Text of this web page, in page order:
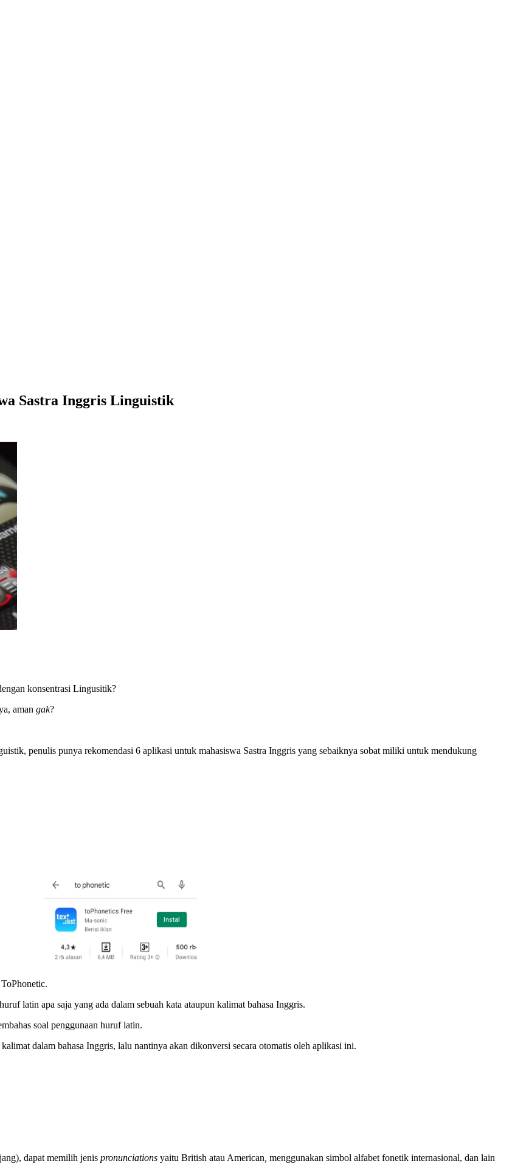
Sastra Inggris Linguistik
konsentrasi Lingusitik?
aman gak?
penulis punya rekomendasi 6 aplikasi untuk mahasiswa Sastra Inggris yang sebaiknya sobat miliki untuk mendukung
latin apa saja yang ada dalam sebuah kata ataupun kalimat bahasa Inggris.
soal penggunaan huruf latin.
dalam bahasa Inggris, lalu nantinya akan dikonversi secara otomatis oleh aplikasi ini.
dapat memilih jenis pronunciations yaitu British atau American menggunakan simbol alfabet fonetik internasional, dan lain